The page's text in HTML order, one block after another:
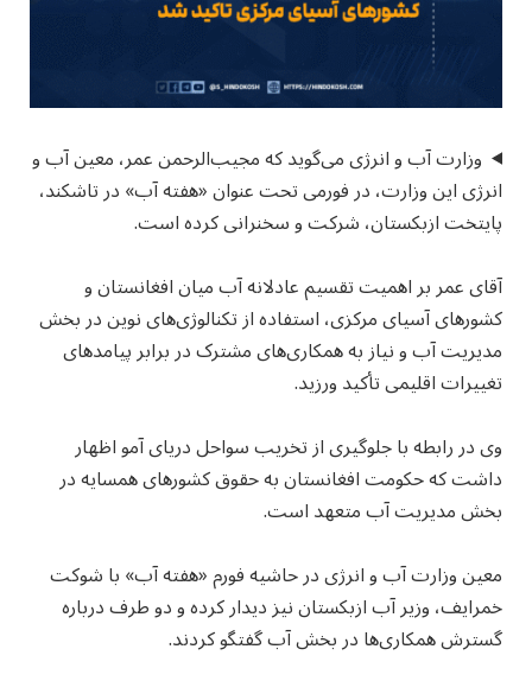
وزارت آب و انرژی می‌گوید که مجیب‌الرحمن عمر، معین آب و
انرژی این وزارت، در فورمی تحت عنوان «هفته آب» در تاشکند،
پایتخت ازبکستان، شرکت و سخنرانی کرده است.
آقای عمر بر اهمیت تقسیم عادلانه آب میان افغانستان و
کشورهای آسیای مرکزی، استفاده از تکنالوژی‌های نوین در بخش
مدیریت آب و نیاز به همکاری‌های مشترک در برابر پیامدهای
تغییرات اقلیمی تأکید ورزید.
وی در رابطه با جلوگیری از تخریب سواحل دریای آمو اظهار
داشت که حکومت افغانستان به حقوق کشورهای همسایه در
بخش مدیریت آب متعهد است.
معین وزارت آب و انرژی در حاشیه فورم «هفته آب» با شوکت
خمرایف، وزیر آب ازبکستان نیز دیدار کرده و دو طرف درباره
گسترش همکاری‌ها در بخش آب گفتگو کردند.